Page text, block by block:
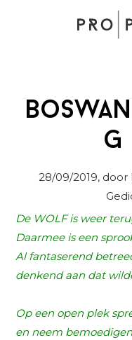
g
28/09/2019, door
DeWOLF is weer
Daarmeeis een
Al fantaserend
denkend aan dat
Op een open plek
en neem